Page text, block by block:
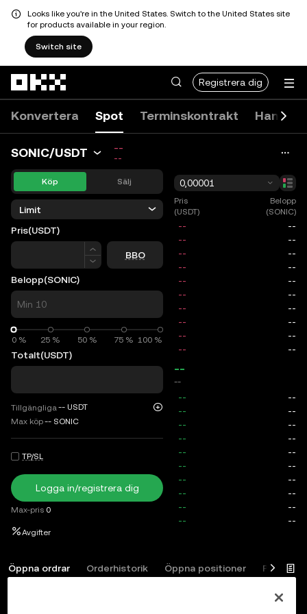
Looks like you're in the United States. Switch to the United States site
for products available in your region.
Switch site
Registrera dig
Konvertera Spot Terminskontrakt
SONIC/USDT --
--
Köp Sälj
Limit
Pris(USDT)
Pris
BBO
Belopp(SONIC)
0 % 25 % 50 % 75 % 100 %
0 %
Totalt(USDT)
Tillgängliga -- USDT
Max köp-- SONIC
TP/SL
Logga in/registrera dig
Max-pris 0
Avgifter
0,00001
Pris
(USDT)
Belopp
(SONIC)
--
--
Öppna ordrar Orderhistorik Öppna positioner